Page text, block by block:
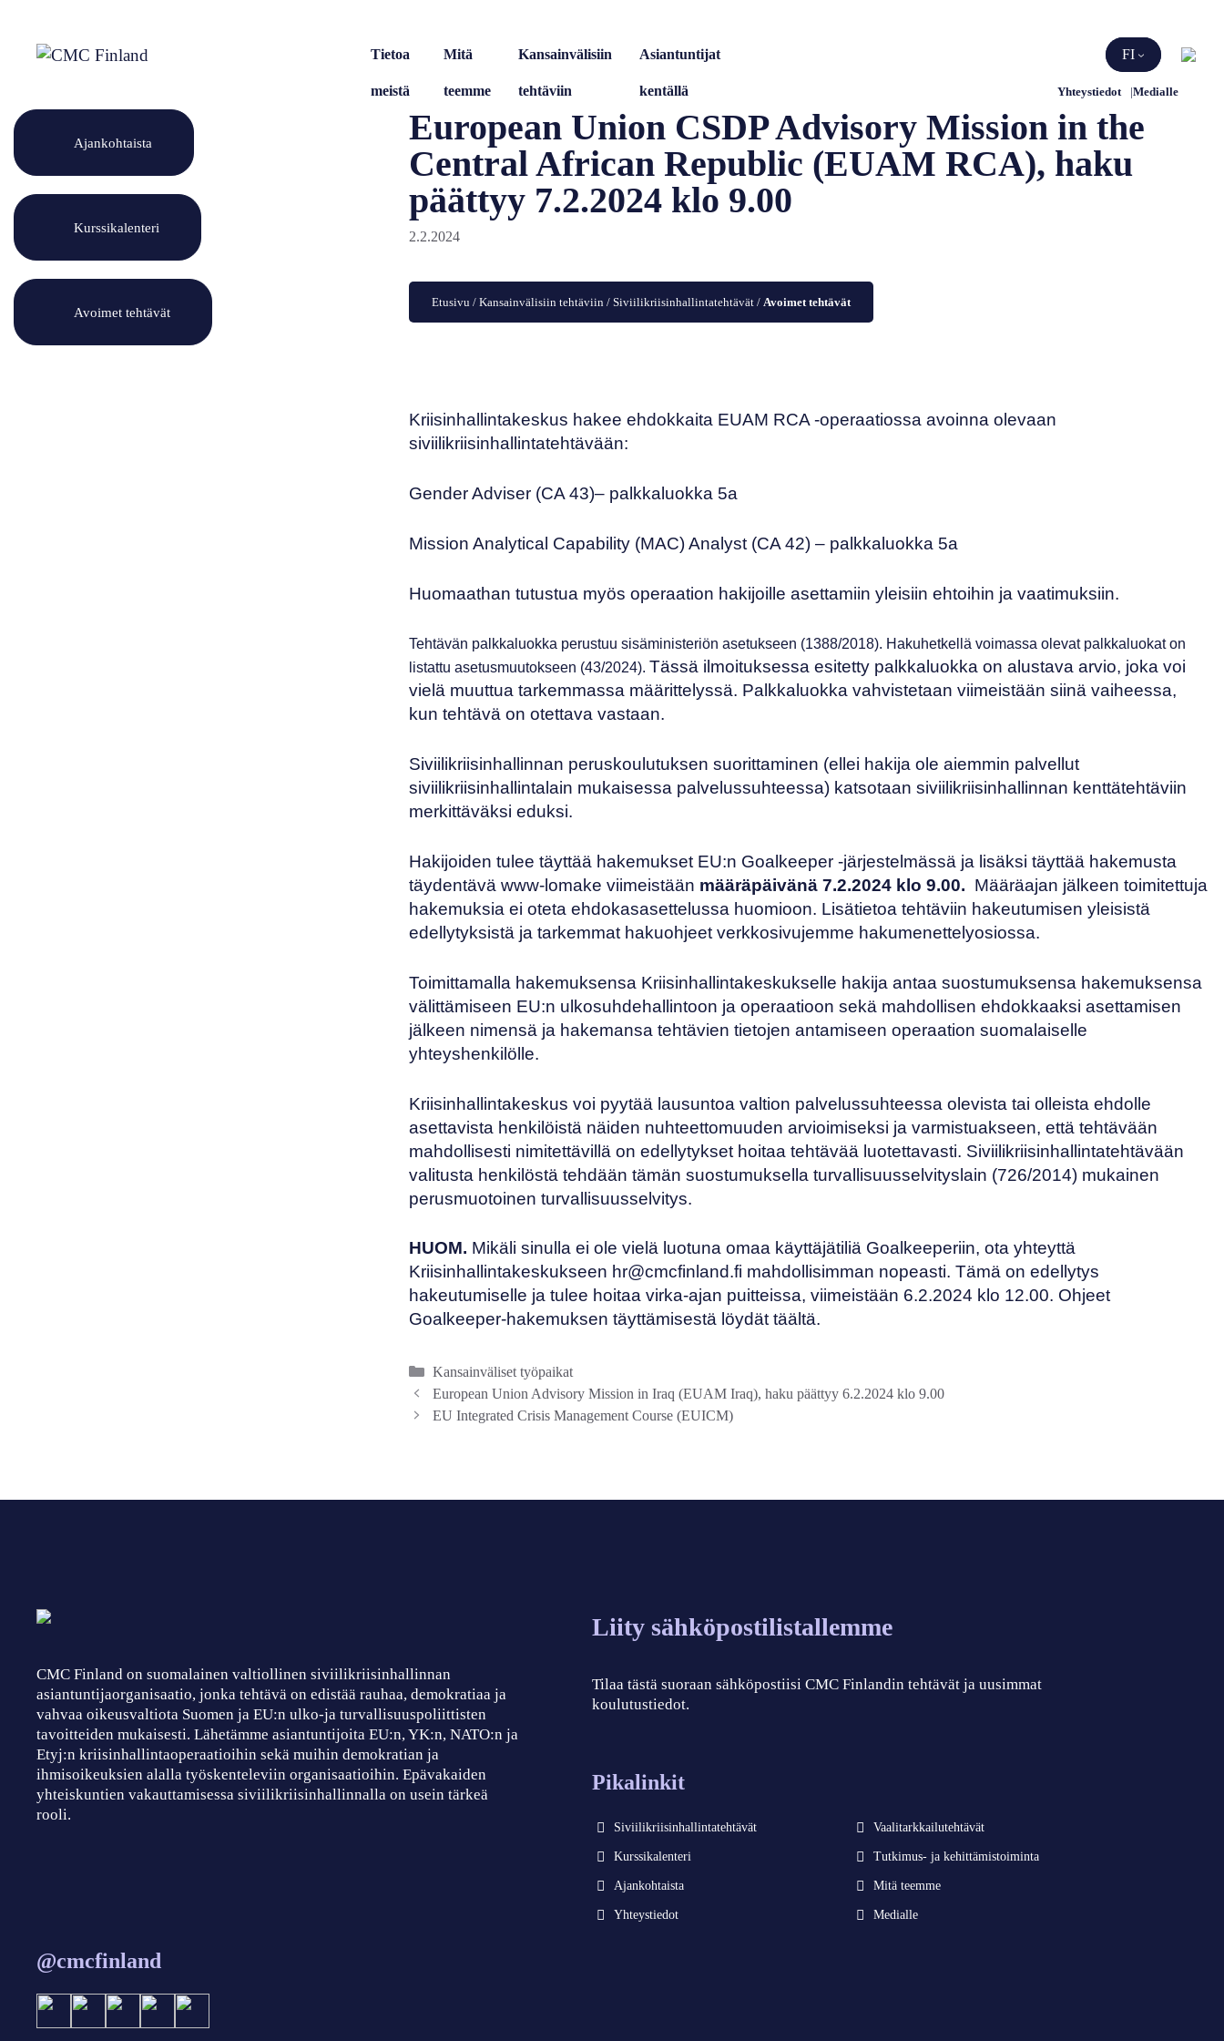
Tietoa
meistä
Mitä
teemme
Kansainvälisiin
tehtäviin
Asiantuntijat
kentällä Yhteystiedot Medialle
FI
European Union CSDP Advisory Mission in the
Central African Republic (EUAM RCA), haku
päättyy 7.2.2024 klo 9.00
2.2.2024
Etusivu /Kansainvälisiin tehtäviin /Siviilikriisinhallintatehtävät /Avoimet tehtävät
Kriisinhallintakeskus hakee ehdokkaita EUAM RCA -operaatiossa avoinna olevaan
siviilikriisinhallintatehtävään:
Gender Adviser (CA 43)– palkkaluokka 5a
Mission Analytical Capability (MAC) Analyst (CA 42) – palkkaluokka 5a
Huomaathan tutustua myös operaation hakijoille asettamiinyleisiin ehtoihin ja vaatimuksiin.
Tehtävän palkkaluokka perustuu sisäministeriön asetukseen (1388/2018). Hakuhetkellä voimassa olevat palkkaluokat on
listattu asetusmuutokseen (43/2024).Tässä ilmoituksessa esitetty palkkaluokka on alustava arvio, joka voi
vielä muuttua tarkemmassa määrittelyssä. Palkkaluokka vahvistetaan viimeistään siinä vaiheessa,
kun tehtävä on otettava vastaan.
Siviilikriisinhallinnan peruskoulutuksen suorittaminen (ellei hakija ole aiemmin palvellut
siviilikriisinhallintalain mukaisessa palvelussuhteessa) katsotaan siviilikriisinhallinnan kenttätehtäviin
merkittäväksi eduksi.
Hakijoiden tulee täyttää hakemukset EU:n Goalkeeper -järjestelmässä ja lisäksi täyttää hakemusta
täydentäväwww-lomake viimeistään määräpäivänä 7.2.2024 klo 9.00. Määräajan jälkeen toimitettuja
hakemuksia ei oteta ehdokasasettelussa huomioon. Lisätietoa tehtäviin hakeutumisen yleisistä
edellytyksistä ja tarkemmat hakuohjeetverkkosivujemme hakumenettelyosiossa.
Toimittamalla hakemuksensa Kriisinhallintakeskukselle hakija antaa suostumuksensa hakemuksensa
välittämiseen EU:n ulkosuhdehallintoon ja operaatioon sekä mahdollisen ehdokkaaksi asettamisen
jälkeen nimensä ja hakemansa tehtävien tietojen antamiseen operaation suomalaiselle
yhteyshenkilölle.
Kriisinhallintakeskus voi pyytää lausuntoa valtion palvelussuhteessa olevista tai olleista ehdolle
asettavista henkilöistä näiden nuhteettomuuden arvioimiseksi ja varmistuakseen, että tehtävään
mahdollisesti nimitettävillä on edellytykset hoitaa tehtävää luotettavasti. Siviilikriisinhallintatehtävään
valitusta henkilöstä tehdään tämän suostumuksella turvallisuusselvityslain (726/2014) mukainen
perusmuotoinen turvallisuusselvitys.
HUOM. Mikäli sinulla ei ole vielä luotuna omaa käyttäjätiliä Goalkeeperiin, ota yhteyttä
Kriisinhallintakeskukseen hr@cmcfinland.fi mahdollisimman nopeasti. Tämä on edellytys
hakeutumiselle ja tulee hoitaa virka-ajan puitteissa, viimeistään 6.2.2024 klo 12.00. Ohjeet
Goalkeeper-hakemuksen täyttämisestä löydät täältä.
Kategoriat
Kansainväliset työpaikat
European Union Advisory Mission in Iraq (EUAM Iraq), haku päättyy 6.2.2024 klo 9.00
EU Integrated Crisis Management Course (EUICM)
Ajankohtaista
Kurssikalenteri
Avoimet tehtävät
CMC Finland on suomalainen valtiollinen siviilikriisinhallinnan
asiantuntijaorganisaatio, jonka tehtävä on edistää rauhaa, demokratiaa ja
vahvaa oikeusvaltiota Suomen ja EU:n ulko-ja turvallisuuspoliittisten
tavoitteiden mukaisesti. Lähetämme asiantuntijoita EU:n, YK:n, NATO:n ja
Etyj:n kriisinhallintaoperaatioihin sekä muihin demokratian ja
ihmisoikeuksien alalla työskenteleviin organisaatioihin. Epävakaiden
yhteiskuntien vakauttamisessa siviilikriisinhallinnalla on usein tärkeä
rooli.
Liity sähköpostilistallemme
Tilaa tästä suoraan sähköpostiisi CMC Finlandin tehtävät ja uusimmat
koulutustiedot.
Pikalinkit
Siviilikriisinhallintatehtävät Vaalitarkkailutehtävät
Kurssikalenteri Tutkimus- ja kehittämistoiminta
Ajankohtaista Mitä teemme
Yhteystiedot Medialle
@cmcfinland